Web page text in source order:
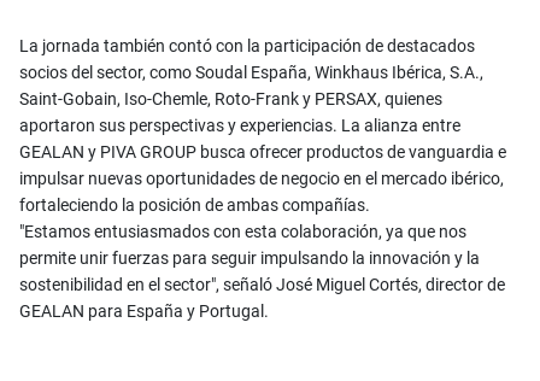
La jornada también contó con la participación de destacados
socios del sector, como Soudal España, Winkhaus Ibérica, S.A.,
Saint-Gobain, Iso-Chemle, Roto-Frank y PERSAX, quienes
aportaron sus perspectivas y experiencias. La alianza entre
GEALAN y PIVA GROUP busca ofrecer productos de vanguardia e
impulsar nuevas oportunidades de negocio en el mercado ibérico,
fortaleciendo la posición de ambas compañías.
"Estamos entusiasmados con esta colaboración, ya que nos
permite unir fuerzas para seguir impulsando la innovación y la
sostenibilidad en el sector", señaló José Miguel Cortés, director de
GEALAN para España y Portugal.